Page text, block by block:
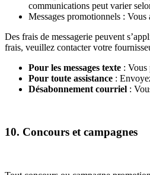
communications peut varier
Messages promotionnels :
Des frais de messagerie peuvent
frais, veuillez contacter votre
Pour les messages texte : Vous
Pour toute assistance :
Désabonnement courriel :
10. Concours et campagnes